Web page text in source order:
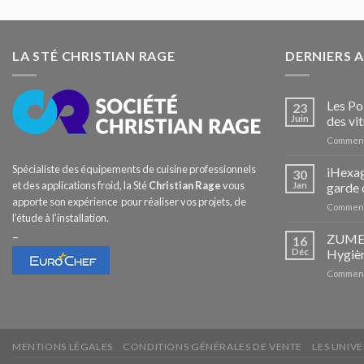
LA STÉ CHRISTIAN RAGE
Spécialiste des équipements de cuisine professionnels
et des applications froid, la StéChristian Ragevous
apporte son expérience pour réaliser vos projets, de
l’étude à l’installation.
–
DERNIERS
23
Juin
Les
des
30
Jan
garde
16
Déc
MENTIONS LÉGALES CONDITIONS GÉNÉRALES DE VENTE LES